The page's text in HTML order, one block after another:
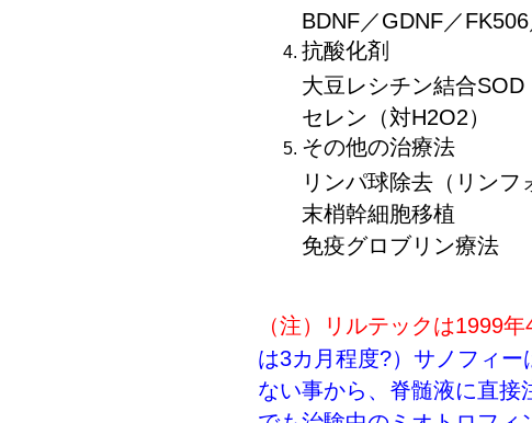
BDNF／GDNF／
抗酸化剤
大豆レシチン結合SOD
セレン（対H2O2）
その他の治療法
リンパ球除去（リンフ
末梢幹細胞移植
免疫グロブリン療法
（注）リルテックは1999
は3カ月程度?）サノフィ
ない事から、脊髄液に直接